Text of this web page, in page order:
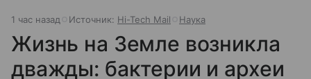
1 час назад Источник: Hi-Tech Mail Наука
Жизнь на Земле возникла
дважды: бактерии и археи